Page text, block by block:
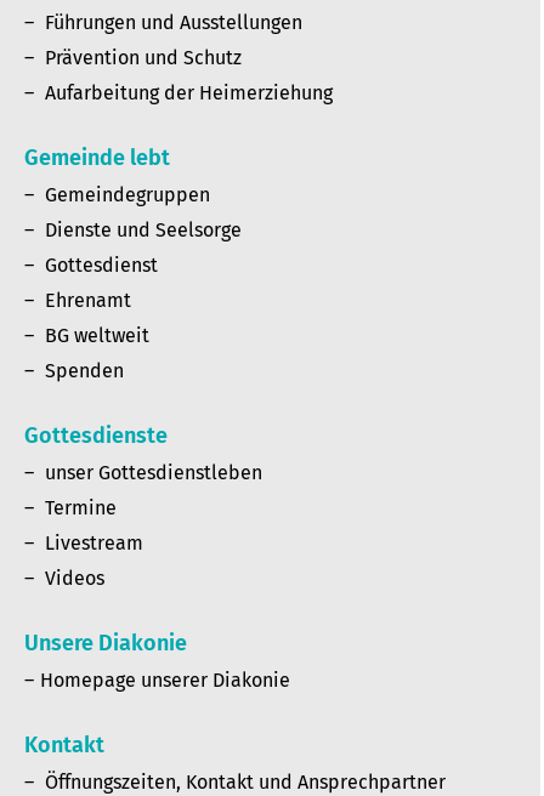
Führungen und Ausstellungen
Prävention und Schutz
Aufarbeitung der Heimerziehung
Gemeinde lebt
Gemeindegruppen
Dienste und Seelsorge
Gottesdienst
Ehrenamt
BG weltweit
Spenden
Gottesdienste
unser Gottesdienstleben
Termine
Livestream
Videos
Unsere Diakonie
Homepage unserer Diakonie
Kontakt
Öffnungszeiten, Kontakt und Ansprechpartner